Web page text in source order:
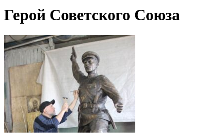
Герой Советского Союза